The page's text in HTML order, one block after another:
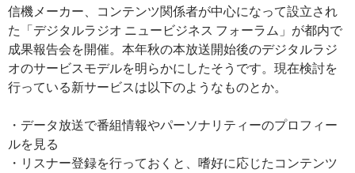
信機メーカー、コンテンツ関係者が中心になって設立され
た「デジタルラジオ ニュービジネス フォーラム」が都内で
成果報告会を開催。本年秋の本放送開始後のデジタルラジ
オのサービスモデルを明らかにしたそうです。現在検討を
行っている新サービスは以下のようなものとか。
・データ放送で番組情報やパーソナリティーのプロフィー
ルを見る
・リスナー登録を行っておくと、嗜好に応じたコンテンツ